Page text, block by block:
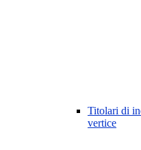
Titolari di
vertice